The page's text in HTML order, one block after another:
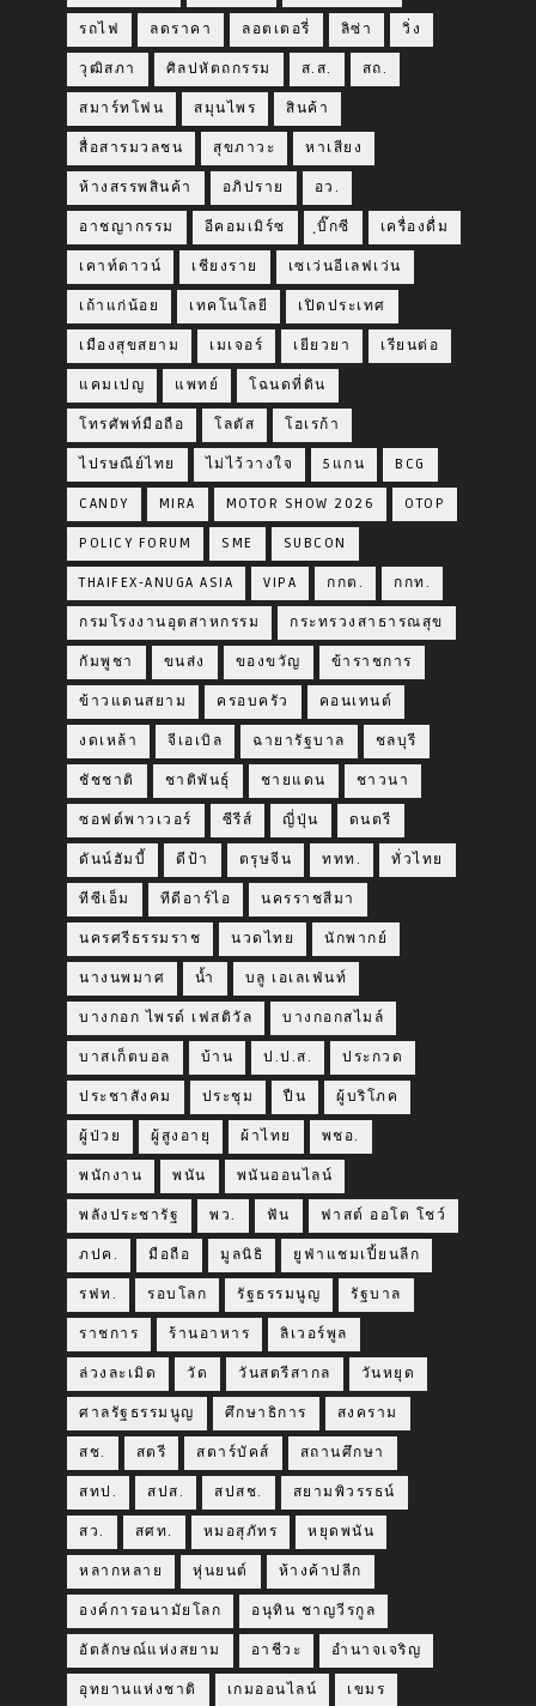
รถไฟ ลดราคา ลอตเตอรี่ ลิซ่า วิ่ง
วุฒิสภา ศิลปหัตถกรรม ส.ส. สถ.
สมาร์ทโฟน สมุนไพร สินค้า
สื่อสารมวลชน สุขภาวะ หาเสียง
ห้างสรรพสินค้า อภิปราย อว.
อาชญากรรม อีคอมเมิร์ซ ฺบิ๊กซี เครื่องดื่ม
เคาท์ดาวน์ เชียงราย เซเว่นอีเลฟเว่น
เถ้าแก่น้อย เทคโนโลยี เปิดประเทศ
เมืองสุขสยาม เมเจอร์ เยียวยา เรียนต่อ
แคมเปญ แพทย์ โฉนดที่ดิน
โทรศัพท์มือถือ โลตัส โฮเรก้า
ไปรษณีย์ไทย ไม่ไว้วางใจ 5แกน BCG
CANDY MIRA MOTOR SHOW 2026 OTOP
POLICY FORUM SME SUBCON
THAIFEX-ANUGA ASIA VIPA กกต. กกท.
กรมโรงงานอุตสาหกรรม กระทรวงสาธารณสุข
กัมพูชา ขนส่ง ของขวัญ ข้าราชการ
ข้าวแดนสยาม ครอบครัว คอนเทนต์
งดเหล้า จีเอเบิล ฉายารัฐบาล ชลบุรี
ชัชชาติ ชาติพันธุ์ ชายแดน ชาวนา
ซอฟต์พาวเวอร์ ซีรีส์ ญี่ปุ่น ดนตรี
ดันน์ฮัมบี้ ดีป้า ตรุษจีน ททท. ทั่วไทย
ทีซีเอ็ม ทีดีอาร์ไอ นครราชสีมา
นครศรีธรรมราช นวดไทย นักพากย์
นางนพมาศ น้ำ บลู เอเลเฟ่นท์
บางกอก ไพรด์ เฟสติวัล บางกอกสไมล์
บาสเก็ตบอล บ้าน ป.ป.ส. ประกวด
ประชาสังคม ประชุม ปืน ผู้บริโภค
ผู้ป่วย ผู้สูงอายุ ผ้าไทย พชอ.
พนักงาน พนัน พนันออนไลน์
พลังประชารัฐ พว. ฟัน ฟาสต์ ออโต โชว์
ภปค. มือถือ มูลนิธิ ยูฟ่าแชมเปี้ยนลีก
รฟท. รอบโลก รัฐธรรมนูญ รัฐบาล
ราชการ ร้านอาหาร ลิเวอร์พูล
ล่วงละเมิด วัด วันสตรีสากล วันหยุด
ศาลรัฐธรรมนูญ ศึกษาธิการ สงคราม
สช. สตรี สตาร์บัคส์ สถานศึกษา
สทป. สปส. สปสช. สยามพิวรรธน์
สว. สศท. หมอสุภัทร หยุดพนัน
หลากหลาย หุ่นยนต์ ห้างค้าปลีก
องค์การอนามัยโลก อนุทิน ชาญวีรกูล
อัตลักษณ์แห่งสยาม อาชีวะ อำนาจเจริญ
อุทยานแห่งชาติ เกมออนไลน์ เขมร